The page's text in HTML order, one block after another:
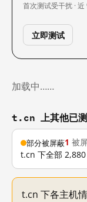
首次测试受干扰 · 近
立即测试
加载中……
t.cn 上其他已测
部分被屏蔽1 被
t.cn 下全部
t.cn 下各主机